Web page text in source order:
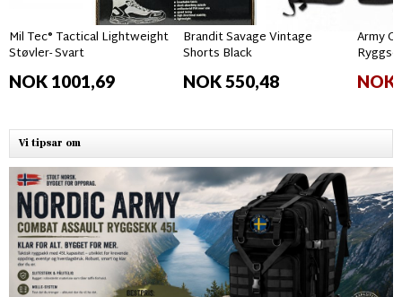
Mil Tec® Tactical Lightweight
Støvler- Svart
NOK 1001,69
Brandit Savage Vintage
Shorts Black
NOK 550,48
Army
NOK
Vi tipsar om